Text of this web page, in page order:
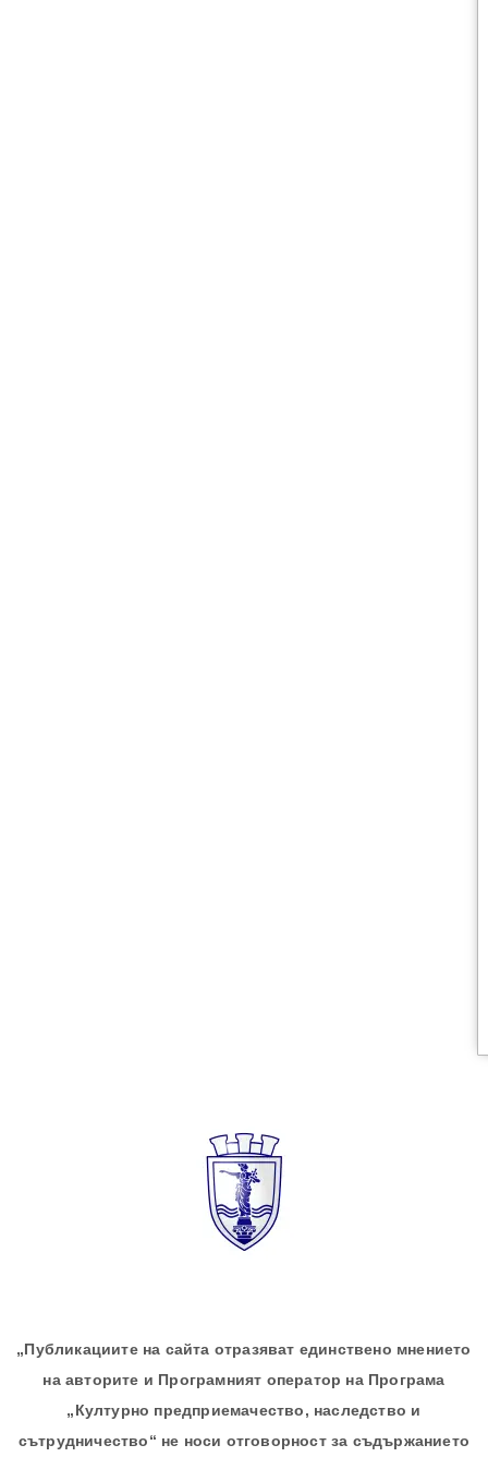
„Публикациите на сайта отразяват единствено мнението
на авторите и Програмният оператор на Програма
„Културно предприемачество, наследство и
сътрудничество“ не носи отговорност за съдържанието